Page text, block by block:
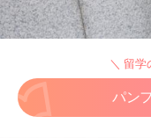
＼ 留学
パン